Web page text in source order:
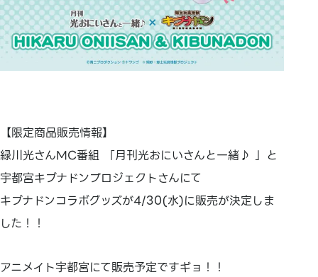
【限定商品販売情報】
緑川光さんMC番組 「月刊光おにいさんと一緒♪ 」と
宇都宮キブナドンプロジェクトさんにて
キブナドンコラボグッズが4/30(水)に販売が決定しま
した！！
アニメイト宇都宮にて販売予定ですギョ！！